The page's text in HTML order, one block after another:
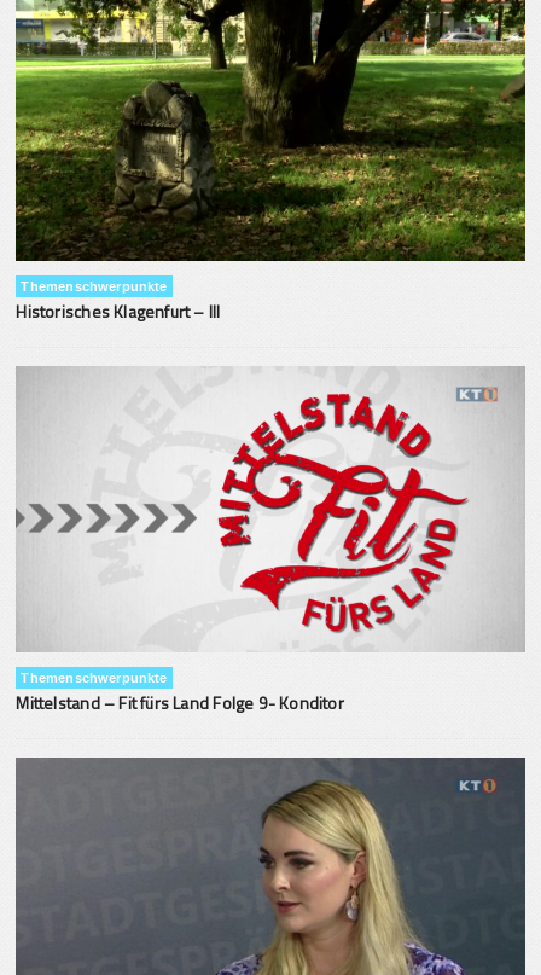
Themenschwerpunkte
Historisches Klagenfurt – III
Themenschwerpunkte
Mittelstand – Fit fürs Land Folge 9- Konditor